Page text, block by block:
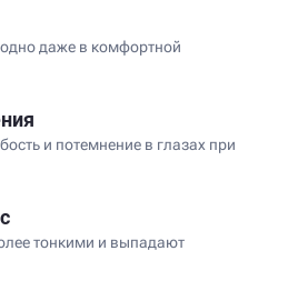
даже в комфортной
и потемнение в глазах при
тонкими и выпадают